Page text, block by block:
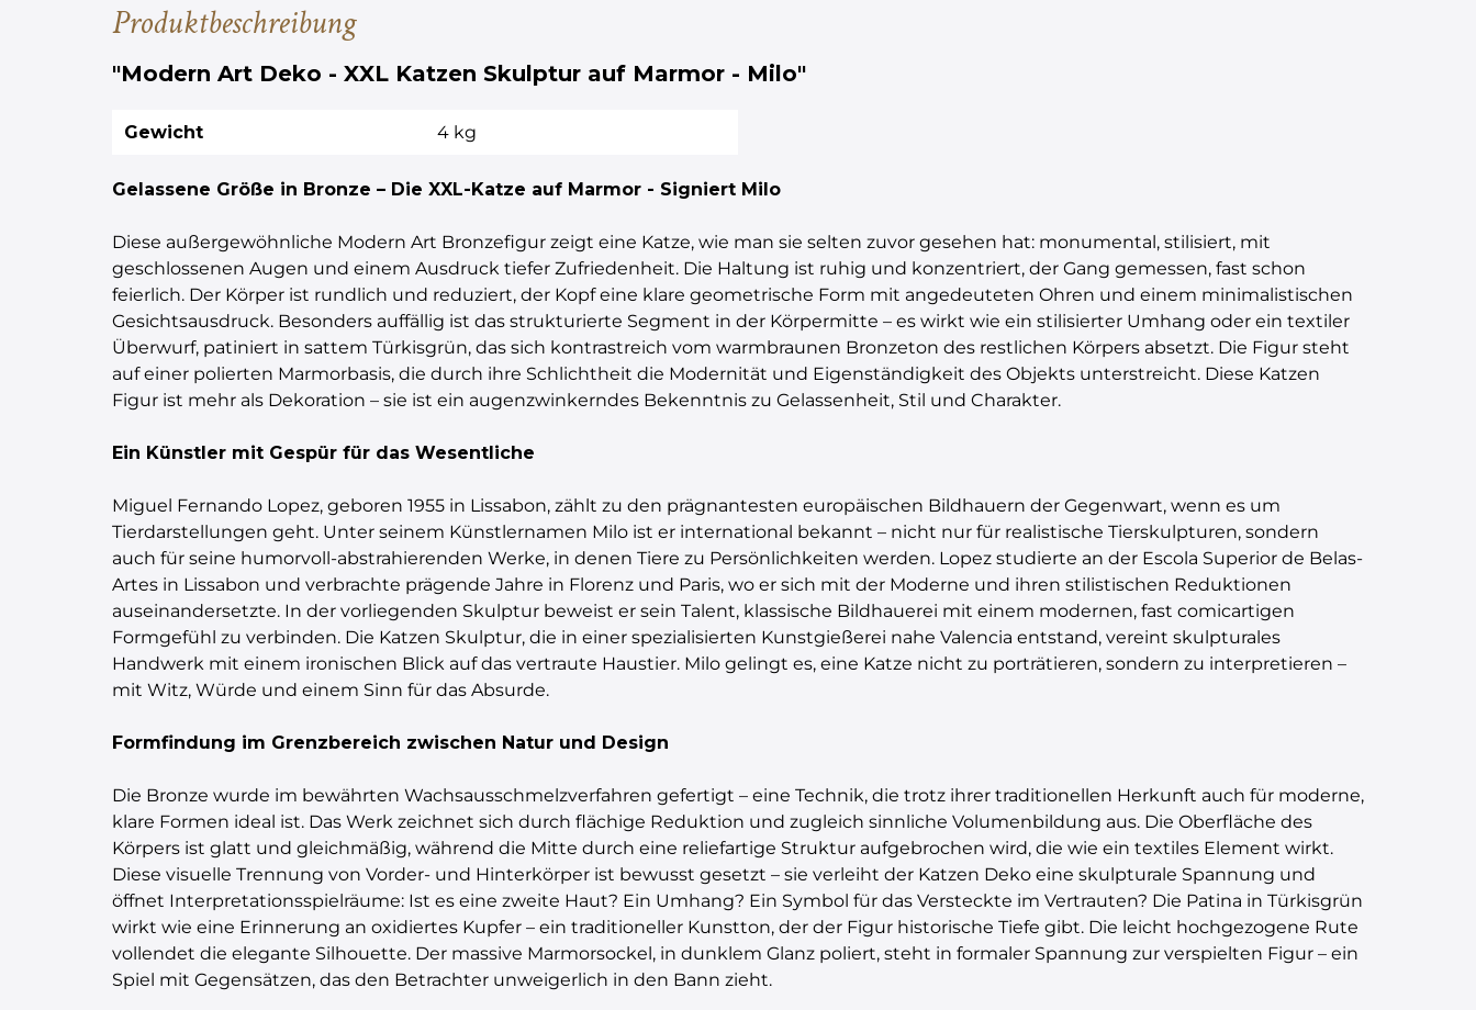
Produktbeschreibung
"Modern Art Deko - XXL Katzen Skulptur auf Marmor - Milo"
Gewicht 4 kg
Gelassene Größe in Bronze – Die XXL-Katze auf Marmor - Signiert Milo
Diese außergewöhnliche Modern Art Bronzefigur zeigt eine Katze, wie man sie selten zuvor gesehen hat: monumental, stilisiert, mit
geschlossenen Augen und einem Ausdruck tiefer Zufriedenheit. Die Haltung ist ruhig und konzentriert, der Gang gemessen, fast schon
feierlich. Der Körper ist rundlich und reduziert, der Kopf eine klare geometrische Form mit angedeuteten Ohren und einem minimalistischen
Gesichtsausdruck. Besonders auffällig ist das strukturierte Segment in der Körpermitte – es wirkt wie ein stilisierter Umhang oder ein textiler
Überwurf, patiniert in sattem Türkisgrün, das sich kontrastreich vom warmbraunen Bronzeton des restlichen Körpers absetzt. Die Figur steht
auf einer polierten Marmorbasis, die durch ihre Schlichtheit die Modernität und Eigenständigkeit des Objekts unterstreicht. Diese Katzen
Figur ist mehr als Dekoration – sie ist ein augenzwinkerndes Bekenntnis zu Gelassenheit, Stil und Charakter.
Ein Künstler mit Gespür für das Wesentliche
Miguel Fernando Lopez, geboren 1955 in Lissabon, zählt zu den prägnantesten europäischen Bildhauern der Gegenwart, wenn es um
Tierdarstellungen geht. Unter seinem Künstlernamen Milo ist er international bekannt – nicht nur für realistische Tierskulpturen, sondern
auch für seine humorvoll-abstrahierenden Werke, in denen Tiere zu Persönlichkeiten werden. Lopez studierte an der Escola Superior de Belas-
Artes in Lissabon und verbrachte prägende Jahre in Florenz und Paris, wo er sich mit der Moderne und ihren stilistischen Reduktionen
auseinandersetzte. In der vorliegenden Skulptur beweist er sein Talent, klassische Bildhauerei mit einem modernen, fast comicartigen
Formgefühl zu verbinden. Die Katzen Skulptur, die in einer spezialisierten Kunstgießerei nahe Valencia entstand, vereint skulpturales
Handwerk mit einem ironischen Blick auf das vertraute Haustier. Milo gelingt es, eine Katze nicht zu porträtieren, sondern zu interpretieren –
mit Witz, Würde und einem Sinn für das Absurde.
Formfindung im Grenzbereich zwischen Natur und Design
Die Bronze wurde im bewährten Wachsausschmelzverfahren gefertigt – eine Technik, die trotz ihrer traditionellen Herkunft auch für moderne,
klare Formen ideal ist. Das Werk zeichnet sich durch flächige Reduktion und zugleich sinnliche Volumenbildung aus. Die Oberfläche des
Körpers ist glatt und gleichmäßig, während die Mitte durch eine reliefartige Struktur aufgebrochen wird, die wie ein textiles Element wirkt.
Diese visuelle Trennung von Vorder- und Hinterkörper ist bewusst gesetzt – sie verleiht der Katzen Deko eine skulpturale Spannung und
öffnet Interpretationsspielräume: Ist es eine zweite Haut? Ein Umhang? Ein Symbol für das Versteckte im Vertrauten? Die Patina in Türkisgrün
wirkt wie eine Erinnerung an oxidiertes Kupfer – ein traditioneller Kunstton, der der Figur historische Tiefe gibt. Die leicht hochgezogene Rute
vollendet die elegante Silhouette. Der massive Marmorsockel, in dunklem Glanz poliert, steht in formaler Spannung zur verspielten Figur – ein
Spiel mit Gegensätzen, das den Betrachter unweigerlich in den Bann zieht.